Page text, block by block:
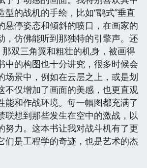
型的战机的手绘，比如“鹞式”垂直
悬停姿态和倾斜的喷口，在画家的
，仿佛能听到那独特的引擎声。还
那双三角翼和粗壮的机身，被画得
中的构图也十分讲究，很多时候会
场景中，例如在云层之上，或是划
不仅增加了画面的美感，也更直观
能和作战环境。每一幅图都充满了
联想到那些发生在空中的激战，以
努力。这本书让我对战斗机有了更
们是工程学的奇迹，也是艺术的杰